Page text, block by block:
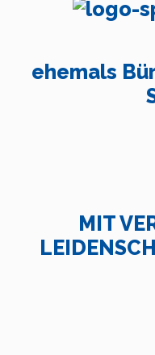
ehemals
MIT